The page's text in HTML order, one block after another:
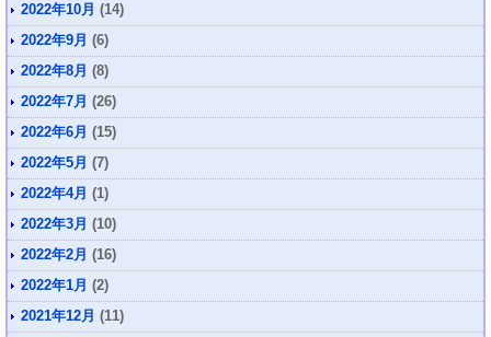
2022年10月 (14)
2022年9月 (6)
2022年8月 (8)
2022年7月 (26)
2022年6月 (15)
2022年5月 (7)
2022年4月 (1)
2022年3月 (10)
2022年2月 (16)
2022年1月 (2)
2021年12月 (11)